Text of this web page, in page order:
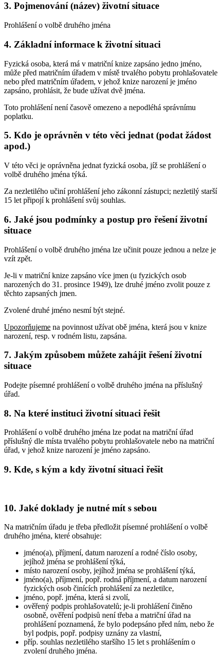
3. Pojmenování (název) životní situace
Prohlášení o volbě druhého jména
4. Základní informace k životní situaci
Fyzická osoba, která má v matriční knize zapsáno jedno jméno,
může před matričním úřadem v místě trvalého pobytu prohlašovatele
nebo před matričním úřadem, v jehož knize narození je jméno
zapsáno, prohlásit, že bude užívat dvě jména.
Toto prohlášení není časově omezeno a nepodléhá správnímu
poplatku.
5. Kdo je oprávněn v této věci jednat (podat žádost
apod.)
V této věci je oprávněna jednat fyzická osoba, jíž se prohlášení o
volbě druhého jména týká.
Za nezletilého učiní prohlášení jeho zákonní zástupci; nezletilý starší
15 let připojí k prohlášení svůj souhlas.
6. Jaké jsou podmínky a postup pro řešení životní
situace
Prohlášení o volbě druhého jména lze učinit pouze jednou a nelze je
vzít zpět.
Je-li v matriční knize zapsáno více jmen (u fyzických osob
narozených do 31. prosince 1949), lze druhé jméno zvolit pouze z
těchto zapsaných jmen.
Zvolené druhé jméno nesmí být stejné.
Upozorňujeme na povinnost užívat obě jména, která jsou v knize
narození, resp. v rodném listu, zapsána.
7. Jakým způsobem můžete zahájit řešení životní
situace
Podejte písemné prohlášení o volbě druhého jména na příslušný
úřad.
8. Na které instituci životní situaci řešit
Prohlášení o volbě druhého jména lze podat na matriční úřad
příslušný dle místa trvalého pobytu prohlašovatele nebo na matriční
úřad, v jehož knize narození je jméno zapsáno.
9. Kde, s kým a kdy životní situaci řešit
10. Jaké doklady je nutné mít s sebou
Na matričním úřadu je třeba předložit písemné prohlášení o volbě
druhého jména, které obsahuje:
jméno(a), příjmení, datum narození a rodné číslo osoby,
jejíhož jména se prohlášení týká,
místo narození osoby, jejíhož jména se prohlášení týká,
jméno(a), příjmení, popř. rodná příjmení, a datum narození
fyzických osob činících prohlášení za nezletilce,
jméno, popř. jména, která si zvolí,
ověřený podpis prohlašovatelů; je-li prohlášení činěno
osobně, ověření podpisů není třeba a matriční úřad na
prohlášení poznamená, že bylo podepsáno před ním, nebo že
byl podpis, popř. podpisy uznány za vlastní,
příp. souhlas nezletilého staršího 15 let s prohlášením o
zvolení druhého jména.